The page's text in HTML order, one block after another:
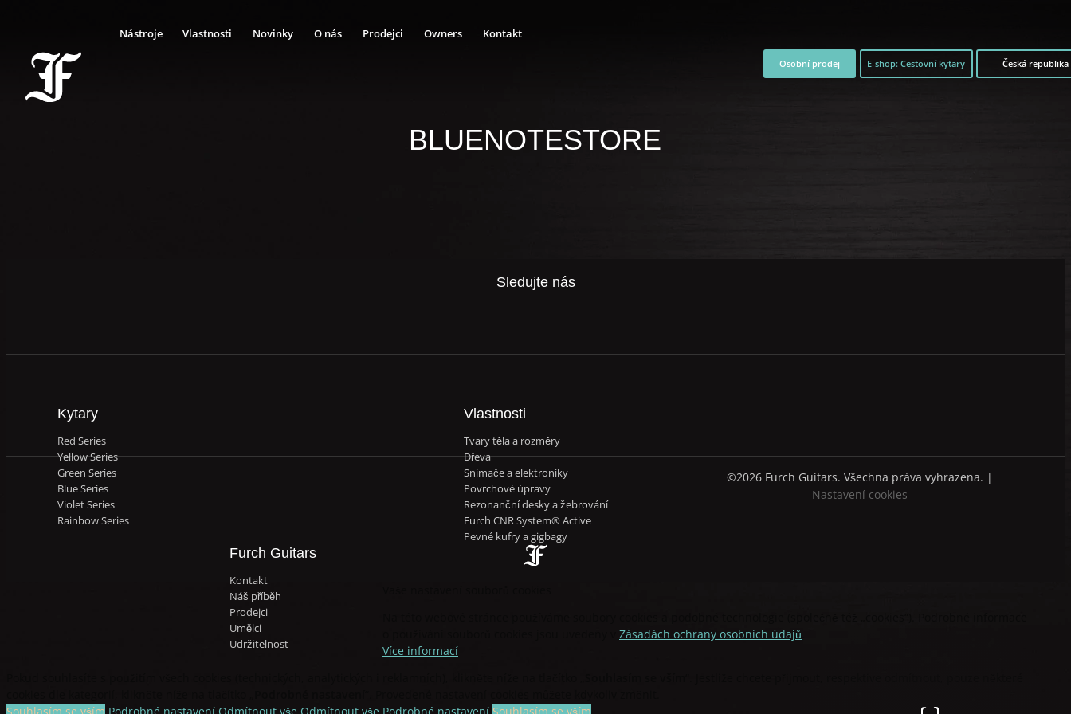
Nástroje Vlastnosti Novinky O nás Prodejci Owners Kontakt
Osobní prodej E-shop: Cestovní kytary Česká republika
BLUENOTESTORE
Sledujte nás
Kytary
Red Series
Yellow Series
Green Series
Blue Series
Violet Series
Rainbow Series
Vlastnosti
Tvary těla a rozměry
Dřeva
Snímače a elektroniky
Povrchové úpravy
Rezonanční desky a žebrování
Furch CNR System® Active
Pevné kufry a gigbagy
Furch Guitars
Kontakt
Náš příběh
Prodejci
Umělci
Udržitelnost
©2026 Furch Guitars. Všechna práva vyhrazena. |
Nastavení cookies
Zásadách ochrany osobních údajů
Více informací